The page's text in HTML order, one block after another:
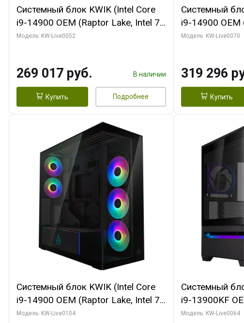
Системный блок KWIK (Intel Core
i9-14900 OEM (Raptor Lake, Intel 7,
C24 16EC/8PC// 64 ГБ ОЗУ (2
256bit 3xDP HD/ 512 ГБ SSD)
Модель: KW-Live0052
269 017 руб. В наличии
Купить Подробнее
Системный
i9-14900 OEM
C24 16EC/
GDDR7
Модель: KW-Live0070
319 296
Купить
Системный блок KWIK (Intel Core
i9-14900 OEM (Raptor Lake, Intel 7,
C24 16EC/8PC// 64 ГБ ОЗУ (2
Модель: KW-Live0104
Системный
i9-13900KF
7, C24 16EC/
Модель: KW-Live0064